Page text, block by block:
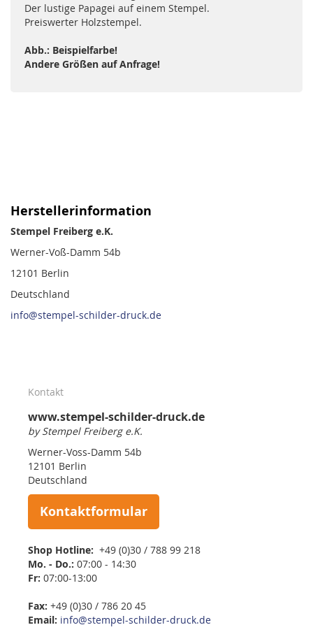
Der lustige Papagei auf einem Stempel.
Preiswerter Holzstempel.
Abb.: Beispielfarbe!
Andere Größen auf Anfrage!
Herstellerinformation
Stempel Freiberg e.K.
Werner-Voß-Damm 54b
12101 Berlin
Deutschland
info@stempel-schilder-druck.de
Kontakt
www.stempel-schilder-druck.de
by Stempel Freiberg e.K.
Werner-Voss-Damm 54b
12101 Berlin
Deutschland
Kontaktformular
Shop Hotline: +49 (0)30 / 788 99 218
Mo. - Do.: 07:00 - 14:30
Fr: 07:00-13:00
Fax: +49 (0)30 / 786 20 45
Email: info@stempel-schilder-druck.de